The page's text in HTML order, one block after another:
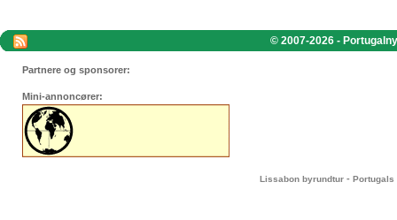
© 2007-2026 -
Partnere og sponsorer:
Mini-annoncører:
Lissabon byrundtur - Portugals